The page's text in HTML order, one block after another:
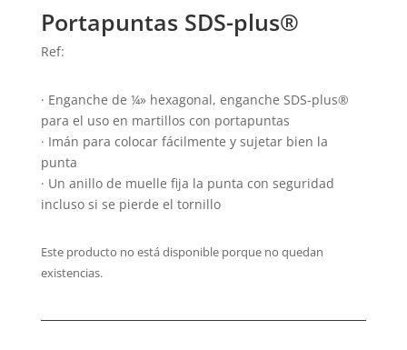
Portapuntas SDS-plus®
Ref:
· Enganche de ¼» hexagonal, enganche SDS-plus®
para el uso en martillos con portapuntas
· Imán para colocar fácilmente y sujetar bien la
punta
· Un anillo de muelle fija la punta con seguridad
incluso si se pierde el tornillo
Este producto no está disponible porque no quedan
existencias.